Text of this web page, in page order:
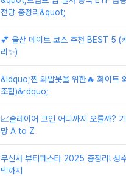
전망 총정리&quot;
💕 울산 데이트 코스 추천 BEST 5 (
리✨)
&ldquo;찐 와알못을 위한🔥 화이트
조합)&rdquo;
📈솔레이어 코인 어디까지 오를까?
망 A to Z
무신사 뷰티페스타 2025 총정리! 성
택까지